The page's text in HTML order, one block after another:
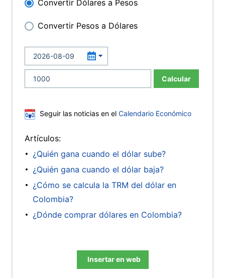
Convertir Dólares a Pesos
Convertir Pesos a Dólares
Calcular
Seguir las noticias en el Calendario Económico
Artículos:
¿Quién gana cuando el dólar sube?
¿Quién gana cuando el dólar baja?
¿Cómo se calcula la TRM del dólar en
Colombia?
¿Dónde comprar dólares en Colombia?
Insertar en web